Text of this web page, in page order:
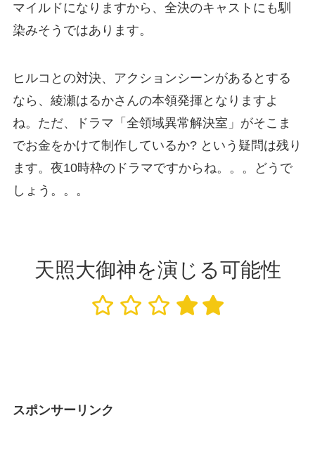
マイルドになりますから、全決のキャストにも馴
染みそうではあります。
ヒルコとの対決、アクションシーンがあるとする
なら、綾瀬はるかさんの本領発揮となりますよ
ね。ただ、ドラマ「全領域異常解決室」がそこま
でお金をかけて制作しているか? という疑問は残り
ます。夜10時枠のドラマですからね。。。どうで
しょう。。。
天照大御神を演じる可能性
スポンサーリンク